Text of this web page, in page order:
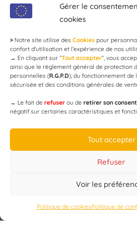
Gérer le
cookies
> Notre site utilise des Cookies pour
confort d'utilisation et l’expérience de nos
→ En cliquant sur ”Tout accepter”, vous
ainsi que le règlement général de protection
personnelles (R.G.P.D), du fonctionnement de
sécurisée et des conditions générales de
→ Le fait de refuser ou de retirer son
négatif sur certaines caractéristiques et
Tout accepter
Refuser
Voir les
Politique de cookiesPolitique de
modération !
Newsletter
Designed by
Copyright